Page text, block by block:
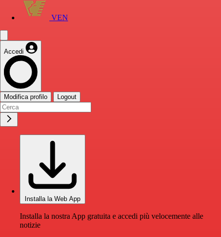
VEN
Accedi
Modifica profilo Logout
Installa la Web App
Installa la nostra App gratuita e accedi più velocemente alle
notizie